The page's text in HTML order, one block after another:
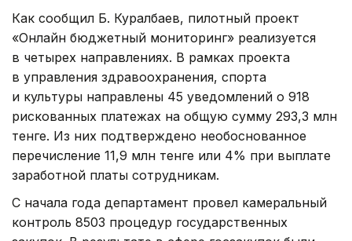
Как сообщил Б. Куралбаев, пилотный проект
«Онлайн бюджетный мониторинг» реализуется
в четырех направлениях. В рамках проекта
в управления здравоохранения, спорта
и культуры направлены 45 уведомлений о 918
рискованных платежах на общую сумму 293,3 млн
тенге. Из них подтверждено необоснованное
перечисление 11,9 млн тенге или 4% при выплате
заработной платы сотрудникам.
С начала года департамент провел камеральный
контроль 8503 процедур государственных